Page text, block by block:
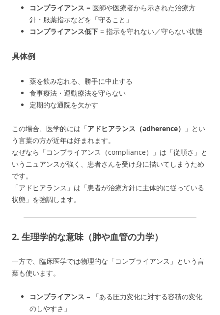
コンプライアンス = 医師や医療者から示された治療方
針・服薬指示などを「守ること」
コンプライアンス低下 = 指示を守れない／守らない状態
具体例
薬を飲み忘れる、勝手に中止する
食事療法・運動療法を守らない
定期的な通院を欠かす
この場合、医学的には「アドヒアランス（adherence）
」とい
う言葉の方が近年は好まれます。
なぜなら「コンプライアンス（compliance）」は「従順さ」と
いうニュアンスが強く、患者さんを受け身に描いてしまうため
です。
「アドヒアランス」は「患者が治療方針に主体的に従っている
状態」を強調します。
2. 生理学的な意味（肺や血管の力学）
一方で、臨床医学では物理的な「コンプライアンス」という言
葉も使います。
コンプライアンス = 「ある圧力変化に対する容積の変化
のしやすさ」